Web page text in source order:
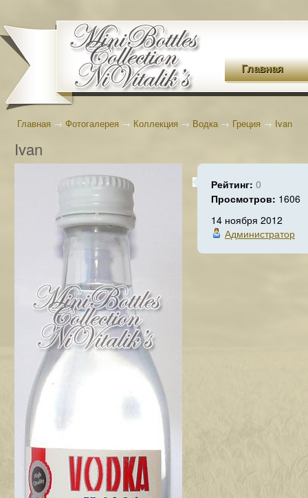
Главная
Главная → Фотогалерея → Коллекция → Водка→ Греция → Ivan
Ivan
Рейтинг: 0
Просмотров: 1606
14 ноября 2012
Администратор